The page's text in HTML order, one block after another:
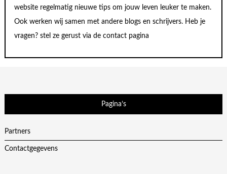
website regelmatig nieuwe tips om jouw leven leuker te maken.
Ook werken wij samen met andere blogs en schrijvers. Heb je
vragen? stel ze gerust via de contact pagina
Pagina’s
Partners
Contactgegevens